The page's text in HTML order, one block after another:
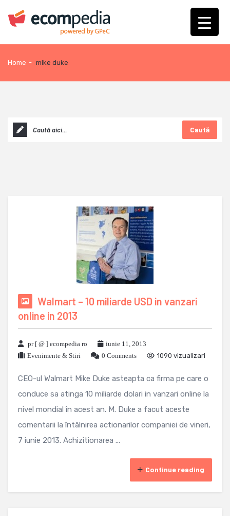
Home - mike duke
Caută
Walmart – 10 miliarde USD in vanzari
online in 2013
pr [ @ ] ecompedia ro
iunie 11, 2013
Evenimente & Stiri
0 Comments 1090 vizualizari
CEO-ul Walmart Mike Duke asteapta ca firma pe care o
conduce sa atinga 10 miliarde dolari in vanzari online la
nivel mondial în acest an. M. Duke a facut aceste
comentarii la întâlnirea actionarilor companiei de vineri,
7 iunie 2013. Achizitionarea ...
Continue reading